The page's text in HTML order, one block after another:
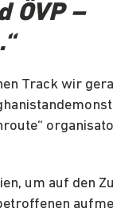
ÖVP –
Track wir
um auf den